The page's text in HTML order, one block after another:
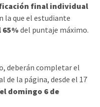
final individual
la que el estudiante
del puntaje máximo.
deberán completar el
de la página, desde el 17
domingo 6 de